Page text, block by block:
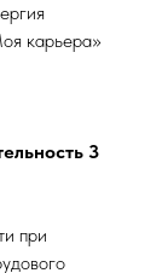
карьера»
3
при